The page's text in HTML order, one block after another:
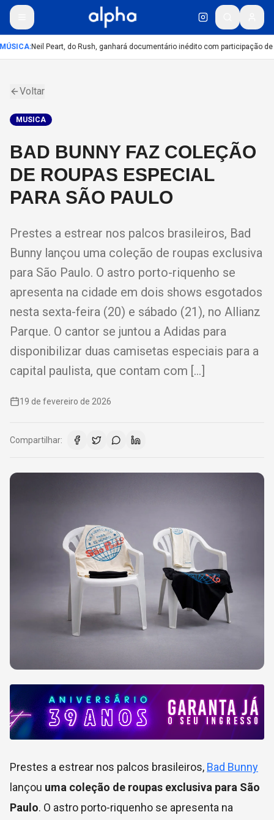
:Neil Peart, do Rush, ganhará documentário inédito com participação de
Voltar
MUSICA
BAD BUNNY FAZ COLEÇÃO
DE ROUPAS ESPECIAL
PARA SÃO PAULO
Prestes a estrear nos palcos brasileiros, Bad
Bunny lançou uma coleção de roupas exclusiva
para São Paulo. O astro porto-riquenho se
apresenta na cidade em dois shows esgotados
nesta sexta-feira (20) e sábado (21), no Allianz
Parque. O cantor se juntou a Adidas para
disponibilizar duas camisetas especiais para a
capital paulista, que contam com […]
19 de fevereiro de 2026
Compartilhar:
Prestes a estrear nos palcos brasileiros, Bad Bunny
lançou uma coleção de roupas exclusiva para São
Paulo. O astro porto-riquenho se apresenta na